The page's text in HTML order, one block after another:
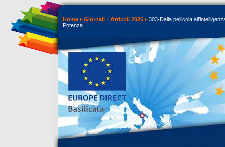
Home Giornali Articoli 2026
303-Dalla pellicola
Potenza